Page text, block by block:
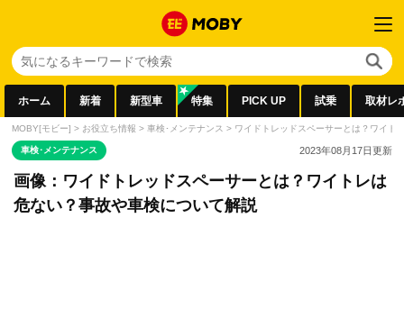
ホーム 新着 新型車 特集 PICK UP 試乗 取材レ
MOBY[モビー] > お役立ち情報 > 車検･メンテナンス > ワイドトレッドスペーサーとは？ワイト
車検･メンテナンス 2023年08月17日更新
画像：ワイドトレッドスペーサーとは？ワイトレは
危ない？事故や車検について解説